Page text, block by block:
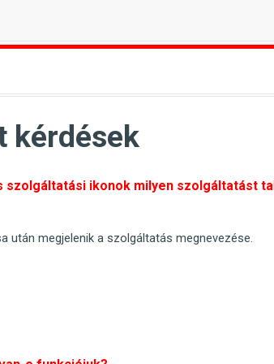
kérdések
szolgáltatási ikonok milyen szolgáltatást
után megjelenik a szolgáltatás megnevezése.